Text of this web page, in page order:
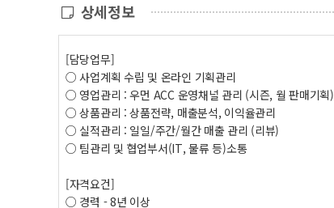
상세정보
[담당업무]
○ 사업계획 수립 및 온라인 기획관리
○ 영업관리 : 우먼 ACC 운영채널 관리 (시즌, 월 판매기획)
○ 상품관리 : 상품전략, 매출분석, 이익율관리
○ 실적관리 : 일일/주간/월간 매출 관리 (리뷰)
○ 팀관리 및 협업부서(IT, 물류 등)소통
[자격요건]
○ 경력 - 8년 이상